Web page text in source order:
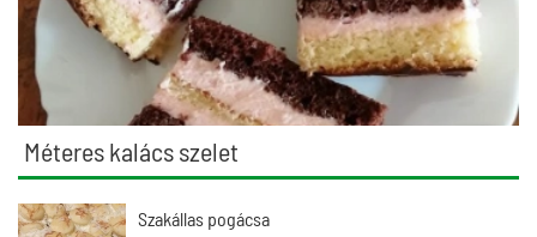
Méteres kalács szelet
Szakállas pogácsa